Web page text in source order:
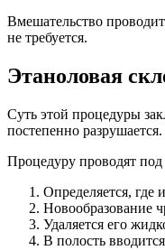
Вмешательство
не требуется.
Этаноловая
Суть этой процедуры
постепенно разрушается.
Процедуру проводят
Определяется, где
Новообразование
Удаляется его
В полость